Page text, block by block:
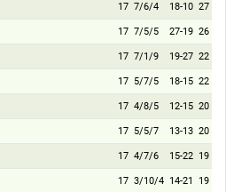
17 7/6/4 18-10 27
17 7/5/5 27-19 26
17 7/1/9 19-27 22
17 5/7/5 18-15 22
17 4/8/5 12-15 20
17 5/5/7 13-13 20
17 4/7/6 15-22 19
17 3/10/4 14-21 19